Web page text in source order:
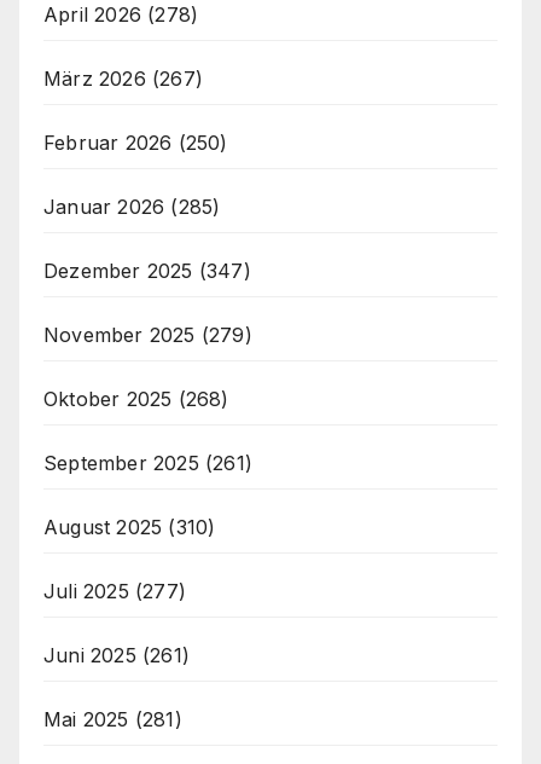
April 2026 (278)
März 2026 (267)
Februar 2026 (250)
Januar 2026 (285)
Dezember 2025 (347)
November 2025 (279)
Oktober 2025 (268)
September 2025 (261)
August 2025 (310)
Juli 2025 (277)
Juni 2025 (261)
Mai 2025 (281)